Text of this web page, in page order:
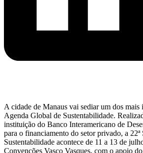
A cidade de Manaus vai sediar um dos mais
Agenda Global de Sustentabilidade.
instituição do Banco Interamericano de
para o financiamento do setor privado, a 22ª
Sustentabilidade acontece de 11 a 13 de
Convenções Vasco Vasques, com o apoio